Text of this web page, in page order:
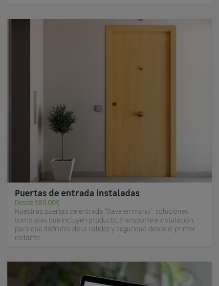
Puertas de entrada instaladas
Desde 989,00€
Nuestras puertas de entrada “llave en mano”: soluciones
completas que incluyen producto, transporte e instalación,
para que disfrutes de la calidez y seguridad desde el primer
instante